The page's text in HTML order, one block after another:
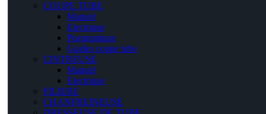
COUPE TUBE
Manuel
Electrique
Pneumatique
Guides coupe tube
CINTREUSE
Manuel
Electrique
FILIERE
CHANFREINEUSE